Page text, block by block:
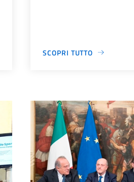
SCOPRI TUTTO